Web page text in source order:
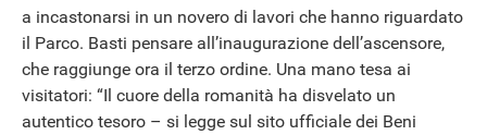
a incastonarsi in un novero di lavori che hanno riguardato
il Parco. Basti pensare all’inaugurazione dell’ascensore,
che raggiunge ora il terzo ordine. Una mano tesa ai
visitatori: “Il cuore della romanità ha disvelato un
autentico tesoro – si legge sul sito ufficiale dei Beni